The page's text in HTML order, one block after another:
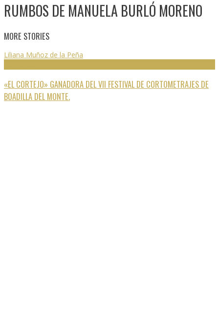
RUMBOS DE MANUELA BURLÓ MORENO
MORE STORIES
Liliana Muñoz de la Peña
«EL CORTEJO» GANADORA DEL VII FESTIVAL DE CORTOMETRAJES DE
BOADILLA DEL MONTE.